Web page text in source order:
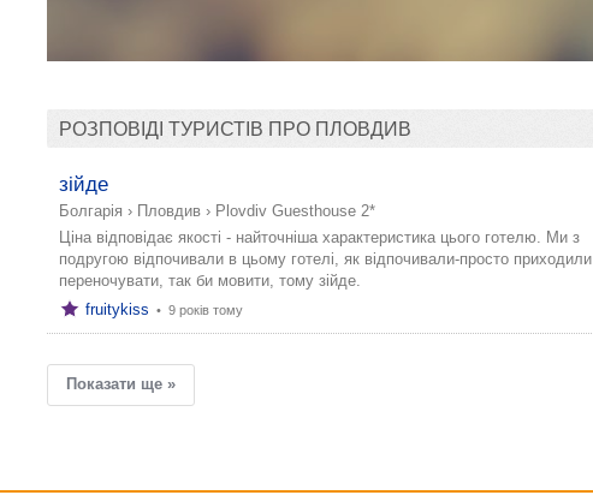
РОЗПОВІДІ ТУРИСТІВ ПРО ПЛОВДИВ
зійде
Болгарія › Пловдив› Plovdiv Guesthouse 2*
Ціна відповідає якості - найточніша характеристика цього готелю. Ми з
подругою відпочивали в цьому готелі, як відпочивали-просто приходили
переночувати, так би мовити, тому зійде.
fruitykiss • 9 років тому
Показати ще »